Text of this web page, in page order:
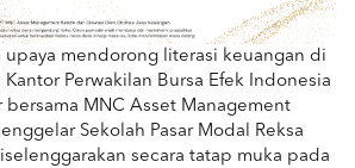
upaya mendorong literasi keuangan di
Kantor Perwakilan Bursa Efek Indonesia
bersama MNC Asset Management
Sekolah Pasar Modal Reksa
secara tatap muka pada